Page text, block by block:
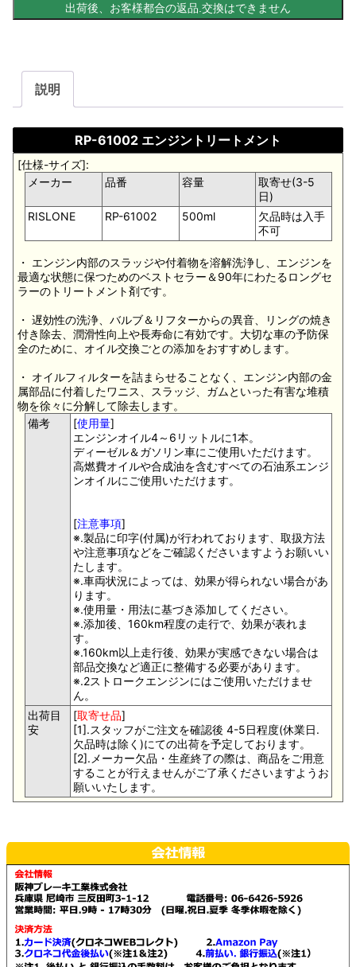
説明
RP-61002 エンジントリートメント
[仕様-サイズ]:
メーカー
品番 容量
取寄せ(3-5
日)
RISLONE
RP-61002 500ml
欠品時は入手
不可
・ エンジン内部のスラッジや付着物を溶解洗浄し、エンジンを
最適な状態に保つためのベストセラー＆90年にわたるロングセ
ラーのトリートメント剤です。
・ 遅効性の洗浄、バルブ＆リフターからの異音、リングの焼き
付き除去、潤滑性向上や長寿命に有効です。大切な車の予防保
全のために、オイル交換ごとの添加をおすすめします。
・ オイルフィルターを詰まらせることなく、エンジン内部の金
属部品に付着したワニス、スラッジ、ガムといった有害な堆積
物を徐々に分解して除去します。
備考
[使用量]
エンジンオイル4～6リットルに1本。
ディーゼル＆ガソリン車にご使用いただけます。
高燃費オイルや合成油を含むすべての石油系エンジ
ンオイルにご使用いただけます。
[注意事項]
※.製品に印字(付属)が行われております、取扱方法
や注意事項などをご確認くださいますようお願いい
たします。
※.車両状況によっては、効果が得られない場合があ
ります。
※.使用量・用法に基づき添加してください。
※.添加後、160km程度の走行で、効果が表れま
す。
※.160km以上走行後、効果が実感できない場合は
部品交換など適正に整備する必要があります。
※.2ストロークエンジンにはご使用いただけませ
ん。
出荷目
安
[取寄せ品]
[1].スタッフがご注文を確認後 4-5日程度(休業日.
欠品時は除く)にての出荷を予定しております。
[2].メーカー欠品・生産終了の際は、商品をご用意
することが行えませんがご了承くださいますようお
願いいたします。